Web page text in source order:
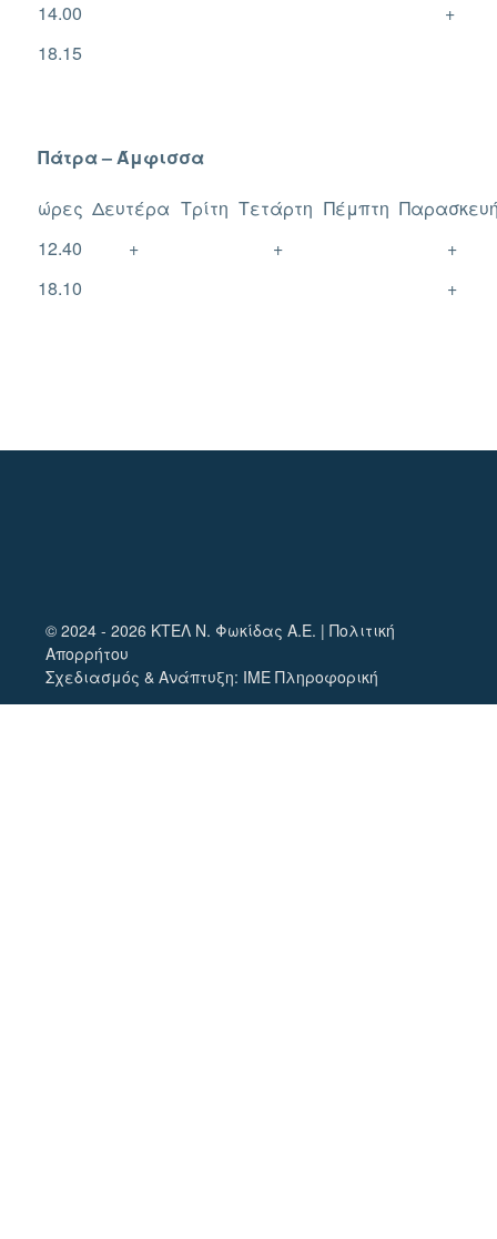
14.00
+
18.15
Πάτρα – Άμφισσα
ώρες Δευτέρα Τρίτη Τετάρτη Πέμπτη
12.40
+ +
+
18.10
+
© 2024 - 2026 ΚΤΕΛ Ν. Φωκίδας Α.Ε. |Πολιτική
Απορρήτου
Σχεδιασμός & Ανάπτυξη: ΙΜΕ Πληροφορική